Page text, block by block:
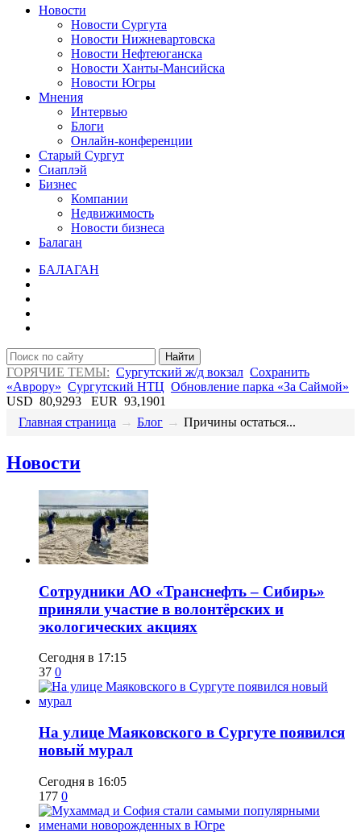
Новости
Новости Сургута
Новости Нижневартовска
Новости Нефтеюганска
Новости Ханты-Мансийска
Новости Югры
Мнения
Интервью
Блоги
Онлайн-конференции
Старый Сургут
Сиаплэй
Бизнес
Компании
Недвижимость
Новости бизнеса
Балаган
БАЛАГАН
Найти
ГОРЯЧИЕ ТЕМЫ: Сургутский ж/д вокзал Сохранить
«Аврору» Сургутский НТЦ Обновление парка «За Саймой»
USD 80,9293 EUR 93,1901
Главная страница → Блог → Причины остаться...
Новости
Сотрудники АО «Транснефть – Сибирь»
приняли участие в волонтёрских и
экологических акциях
Сегодня в 17:15
37 0
​На улице Маяковского в Сургуте появился
новый мурал
Сегодня в 16:05
177 0